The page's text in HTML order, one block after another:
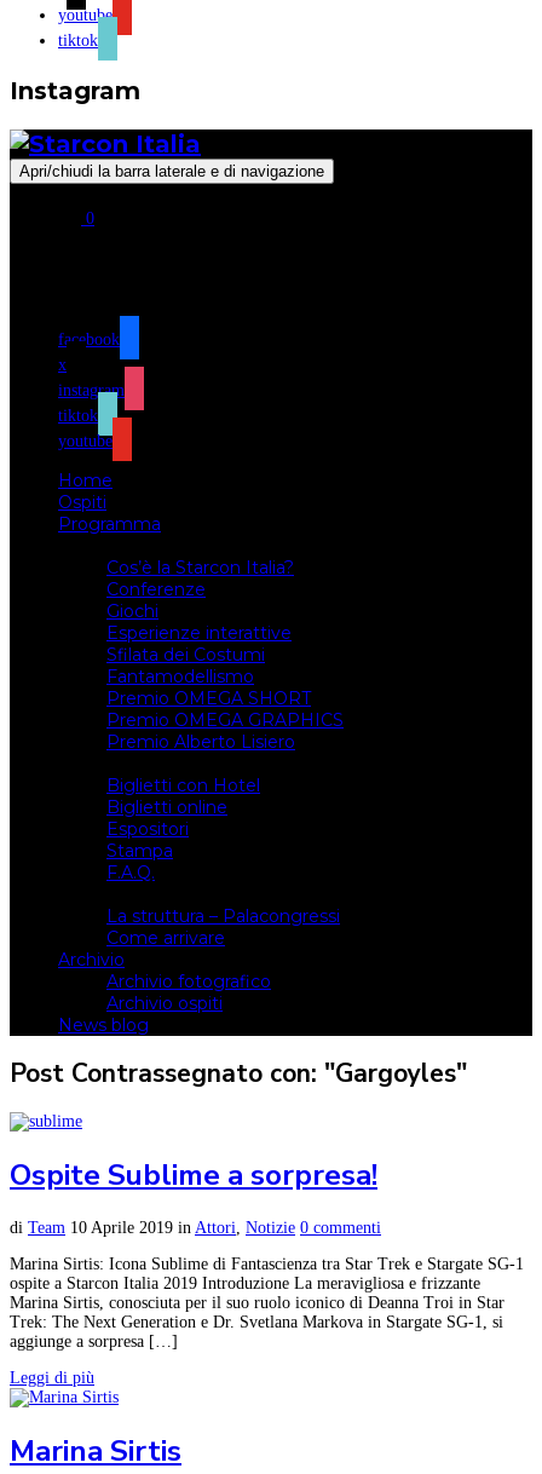
youtube
tiktok
Instagram
Apri/chiudi la barra laterale e di navigazione
0
facebook
x
instagram
tiktok
youtube
Home
Ospiti
Programma
Cos’è la Starcon Italia?
Conferenze
Giochi
Esperienze interattive
Sfilata dei Costumi
Fantamodellismo
Premio OMEGA SHORT
Premio OMEGA GRAPHICS
Premio Alberto Lisiero
Biglietti con Hotel
Biglietti online
Espositori
Stampa
F.A.Q.
La struttura – Palacongressi
Come arrivare
Archivio
Archivio fotografico
Archivio ospiti
News blog
Post Contrassegnato con: "Gargoyles"
Ospite Sublime a sorpresa!
di Team 10 Aprile 2019 in Attori Notizie 0 commenti
Marina Sirtis: Icona Sublime di Fantascienza tra Star Trek e Stargate SG-1
ospite a Starcon Italia 2019 Introduzione La meravigliosa e frizzante
Marina Sirtis, conosciuta per il suo ruolo iconico di Deanna Troi in Star
Trek: The Next Generation e Dr. Svetlana Markova in Stargate SG-1, si
aggiunge a sorpresa […]
Leggi di più
Marina Sirtis